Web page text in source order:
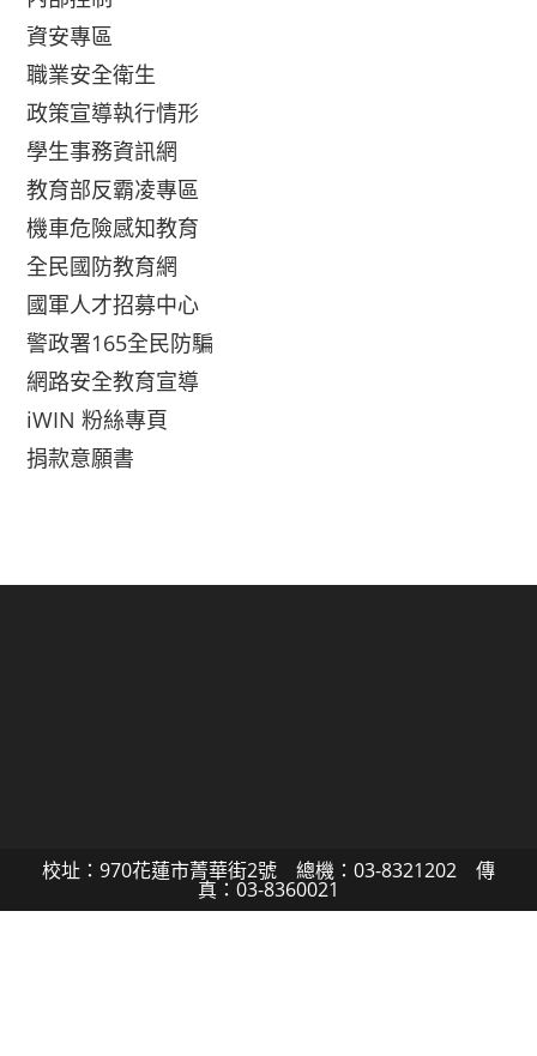
資安專區
職業安全衛生
政策宣導執行情形
學生事務資訊網
教育部反霸凌專區
機車危險感知教育
全民國防教育網
國軍人才招募中心
警政署165全民防騙
網路安全教育宣導
iWIN 粉絲專頁
捐款意願書
校址：970花蓮市菁華街2號 總機：03-8321202 傳
真：03-8360021